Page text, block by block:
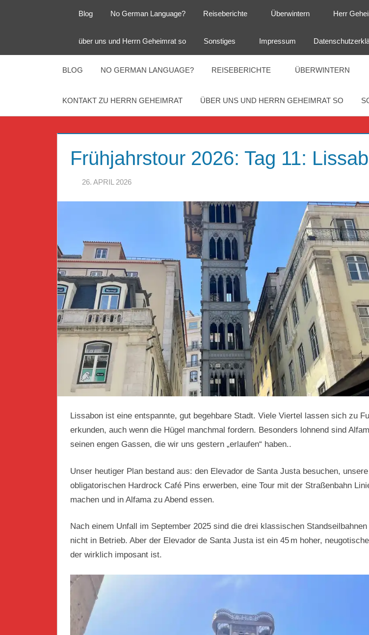
Reise
Guckloch
–
Geheimrat
auf
Reisen
Geheimrat
auf
Reisen
Blog No German Language? Reiseberichte Überwintern Herr
über uns und Herrn Geheimrat so Sonstiges Impressum
BLOG NO GERMAN LANGUAGE? REISEBERICHTE ÜBERWINTERN
KONTAKT ZU HERRN GEHEIMRAT ÜBER UNS UND HERRN GEHEIMRAT SO
Frühjahrstour 2026: Tag 11:
26. APRIL 2026
Lissabon ist eine entspannte, gut begehbare Stadt. Viele Viertel lassen sich zu
erkunden, auch wenn die Hügel manchmal fordern. Besonders lohnend sind
seinen engen Gassen, die wir uns gestern „erlaufen“ haben..
Unser heutiger Plan bestand aus: den Elevador de Santa Justa besuchen, unsere
obligatorischen Hardrock Café Pins erwerben, eine Tour mit der Straßenbahn
machen und in Alfama zu Abend essen.
Nach einem Unfall im September 2025 sind die drei klassischen
nicht in Betrieb. Aber der Elevador de Santa Justa ist ein 45 m hoher,
der wirklich imposant ist.